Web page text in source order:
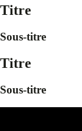
Titre
Sous-titre
Titre
Sous-titre